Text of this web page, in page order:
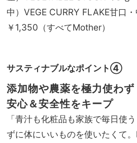
中）VEGE CURRY FLAKE甘口
￥1,350（すべてMother）
サスティナブルなポイント④
添加物や農薬を極力使わず
安心＆安全性をキープ
「青汁も化粧品も家族で毎日使
ずに体にいいものを使いたくて